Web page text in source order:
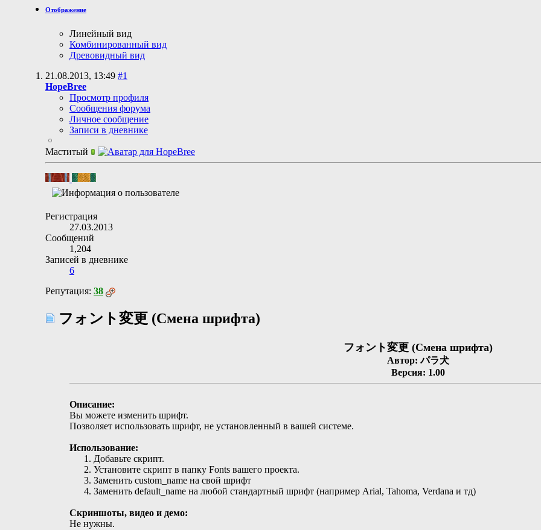
Отображение
Линейный вид
Комбинированный вид
Древовидный вид
21.08.2013, 13:49 #1
HopeBree
Просмотр профиля
Сообщения форума
Личное сообщение
Записи в дневнике
Маститый
Регистрация
27.03.2013
Сообщений
1,204
Записей в дневнике
6
Репутация: 38
フォント変更 (Смена шрифта)
フォント変更 (Смена шрифта)
Автор: パラ犬
Версия: 1.00
Описание:
Вы можете изменить шрифт.
Позволяет использовать шрифт, не установленный в вашей системе.
Использование:
Добавьте скрипт.
Установите скрипт в папку Fonts вашего проекта.
Заменить custom_name на свой шрифт
Заменить default_name на любой стандартный шрифт (например Arial, Tahoma, Verdana и тд)
Скриншоты, видео и демо:
Не нужны.